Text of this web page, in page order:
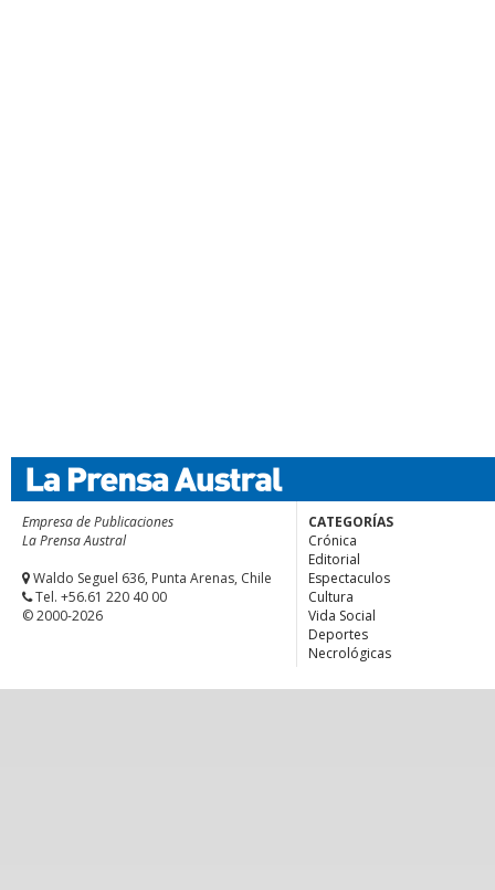
Empresa de Publicaciones
La Prensa Austral
Waldo Seguel 636, Punta Arenas, Chile
Tel. +56.61 220 40 00
© 2000-2026
CATEGORÍAS
Crónica
Editorial
Espectaculos
Cultura
Vida Social
Deportes
Necrológicas